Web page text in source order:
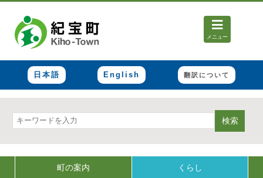
メニュー
日本語 English 翻訳について
検索
町の案内 くらし